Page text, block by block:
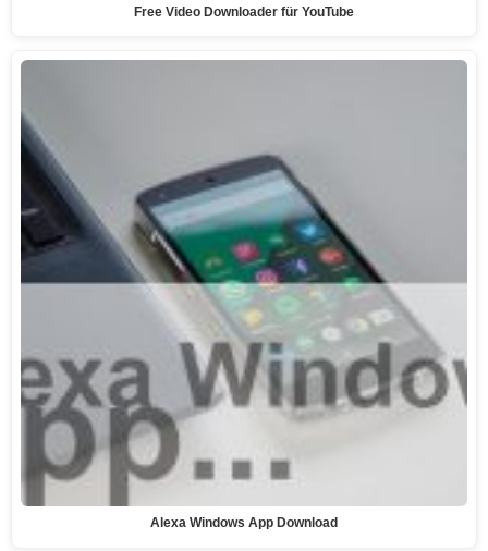
Free Video Downloader für YouTube
Alexa Windows App Download